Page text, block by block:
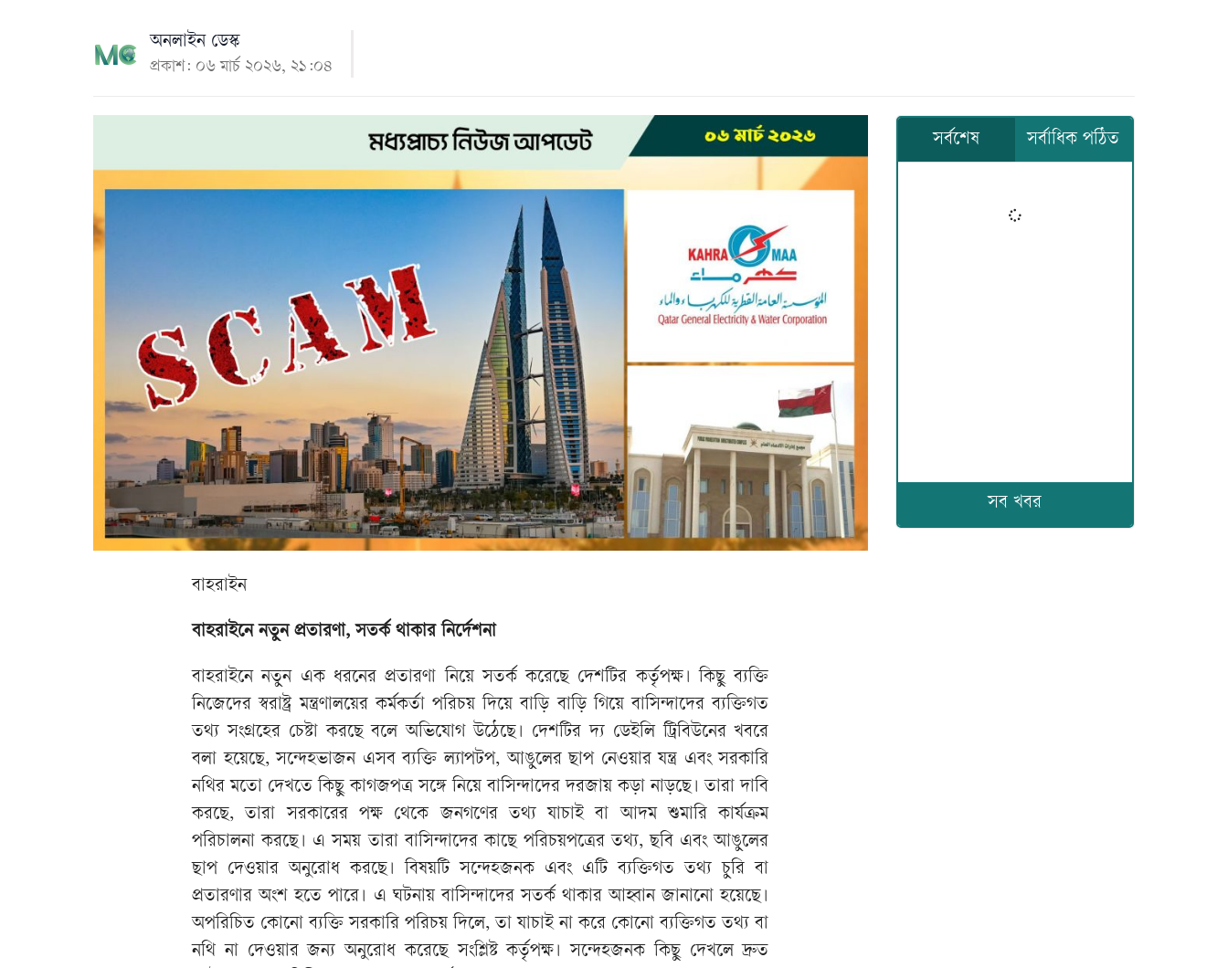
অনলাইন ডেস্ক
প্রকাশ: ০৬ মার্চ ২০২৬, ২১:০৪
বাহরাইন
বাহরাইনে নতুন প্রতারণা, সতর্ক থাকার নির্দেশনা
বাহরাইনে নতুন এক ধরনের প্রতারণা নিয়ে সতর্ক করেছে দেশটির কর্তৃপক্ষ। কিছু ব্যক্তি
নিজেদের স্বরাষ্ট্র মন্ত্রণালয়ের কর্মকর্তা পরিচয় দিয়ে বাড়ি বাড়ি গিয়ে বাসিন্দাদের ব্যক্তিগত
তথ্য সংগ্রহের চেষ্টা করছে বলে অভিযোগ উঠেছে। দেশটির দ্য ডেইলি ট্রিবিউনের খবরে
বলা হয়েছে, সন্দেহভাজন এসব ব্যক্তি ল্যাপটপ, আঙুলের ছাপ নেওয়ার যন্ত্র এবং সরকারি
নথির মতো দেখতে কিছু কাগজপত্র সঙ্গে নিয়ে বাসিন্দাদের দরজায় কড়া নাড়ছে। তারা দাবি
করছে, তারা সরকারের পক্ষ থেকে জনগণের তথ্য যাচাই বা আদম শুমারি কার্যক্রম
পরিচালনা করছে। এ সময় তারা বাসিন্দাদের কাছে পরিচয়পত্রের তথ্য, ছবি এবং আঙুলের
ছাপ দেওয়ার অনুরোধ করছে। বিষয়টি সন্দেহজনক এবং এটি ব্যক্তিগত তথ্য চুরি বা
প্রতারণার অংশ হতে পারে। এ ঘটনায় বাসিন্দাদের সতর্ক থাকার আহ্বান জানানো হয়েছে।
অপরিচিত কোনো ব্যক্তি সরকারি পরিচয় দিলে, তা যাচাই না করে কোনো ব্যক্তিগত তথ্য বা
নথি না দেওয়ার জন্য অনুরোধ করেছে সংশ্লিষ্ট কর্তৃপক্ষ। সন্দেহজনক কিছু দেখলে দ্রুত
সর্বশেষ সর্বাধিক পঠিত
সব খবর